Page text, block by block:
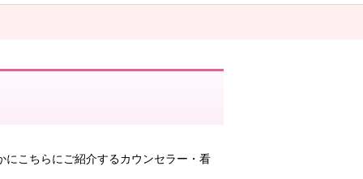
こちらにご紹介するカウンセラー・看